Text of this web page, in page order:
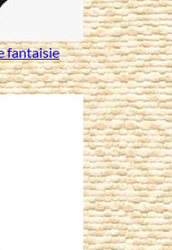
fantaisie